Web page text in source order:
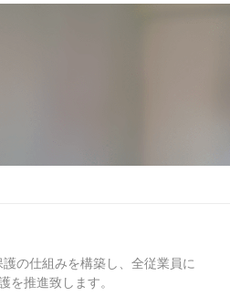
の仕組みを構築し、全従業員に
を推進致します。